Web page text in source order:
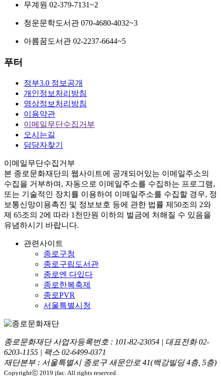
무계원 02-379-7131~2
청운문학도서관 070-4680-4032~3
아름꿈도서관 02-2237-6644~5
푸터
정부3.0 정보공개
개인정보처리방침
영상정보처리방침
이용약관
이메일무단수집거부
오시는길
담당자찾기
이메일무단수집거부
본 종로문화재단의 웹사이트에 공개되어있는 이메일주소의
수집을 거부하며, 자동으로 이메일주소를 수집하는 프로그램,
또는 기술적인 장치를 이용하여 이메일주소를 수집할 경우, 정
보통신망이용촉진 및 정보보호 등에 관한 법률 제50조의 2와
제 65조의 2에 따라 1천만원 이하의 벌금에 처해질 수 있음을
유념하시기 바랍니다.
관련사이트
종로구청
종로구립도서관
종로엔 다있다
종로한복축제
종로PVR
서울특별시청
종로문화재단 사업자등록번호 : 101-82-23054 | 대표전화02-
6203-1155 | 팩스 02-6499-0371
재단본부 : 서울특별시 종로구 새문안로 41(백강빌딩 4층, 5층)
Copyrightⓒ 2019 jfac. All rights reserved.